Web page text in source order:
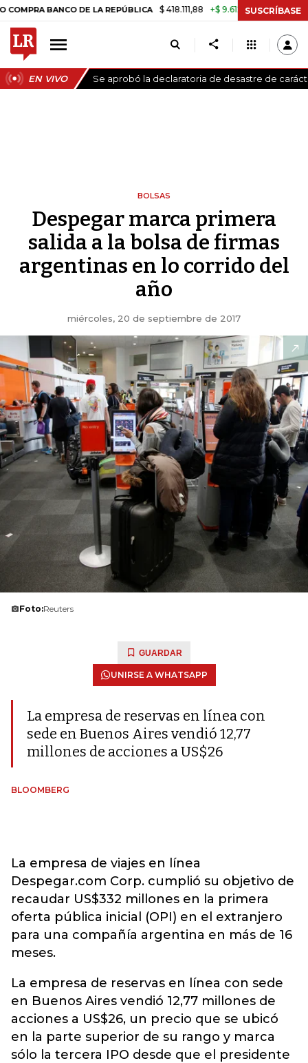
BANCO DE LA REPÚBLICA $ 418.111,88 +$ 9.612,91 +2,35% TASA
SUSCRÍBASE
EN VIVO Se aprobó la declaratoria de desastre de
BOLSAS
Despegar marca primera
salida a la bolsa de firmas
argentinas en lo corrido del
año
miércoles, 20 de septiembre de 2017
Foto:Reuters
GUARDAR
UNIRSE A WHATSAPP
La empresa de reservas en línea con
sede en Buenos Aires vendió 12,77
millones de acciones a US$26
BLOOMBERG
La empresa de viajes en línea
Despegar.com Corp. cumplió su objetivo de
recaudar US$332 millones en la primera
oferta pública inicial (OPI) en el extranjero
para una compañía argentina en más de 16
meses.
La empresa de reservas en línea con sede
en Buenos Aires vendió 12,77 millones de
acciones a US$26, un precio que se ubicó
en la parte superior de su rango y marca
sólo la tercera IPO desde que el presidente